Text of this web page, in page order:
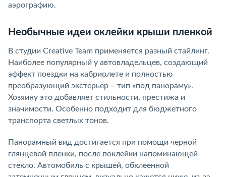
аэрографию.
Необычные идеи оклейки крыши пленкой
В студии Creative Team применяется разный стайлинг.
Наиболее популярный у автовладельцев, создающий
эффект поездки на кабриолете и полностью
преобразующий экстерьер – тип «под панораму».
Хозяину это добавляет стильности, престижа и
значимости. Особенно подходит для бюджетного
транспорта светлых тонов.
Панорамный вид достигается при помощи черной
глянцевой пленки, после поклейки напоминающей
стекло. Автомобиль с крышей, обклеенной